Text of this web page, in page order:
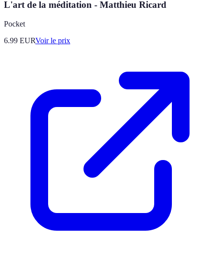
L'art de la méditation - Matthieu Ricard
Pocket
6.99 EURVoir le prix